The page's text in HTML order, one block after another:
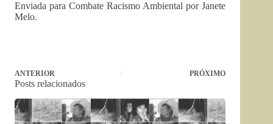
Enviada para Combate Racismo Ambiental por Janete
Melo.
ANTERIOR PRÓXIMO
Posts relacionados